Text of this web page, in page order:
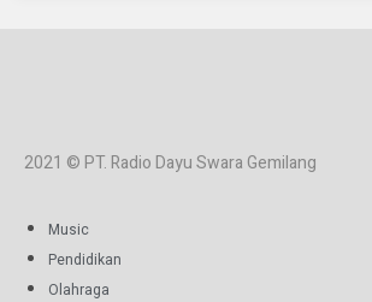
2021 © PT. Radio Dayu Swara Gemilang
Music
Pendidikan
Olahraga